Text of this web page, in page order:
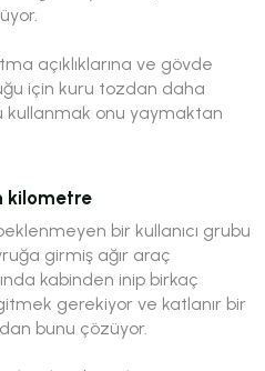
açıklıklarına ve gövde
için kuru tozdan daha
kullanmak onu yaymaktan
kilometre
bir kullanıcı grubu
girmiş ağır araç
kabinden inip birkaç
gerekiyor ve katlanır bir
bunu çözüyor.